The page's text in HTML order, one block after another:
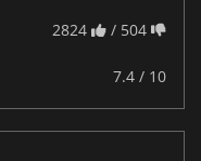
2824 / 504
7.4 / 10